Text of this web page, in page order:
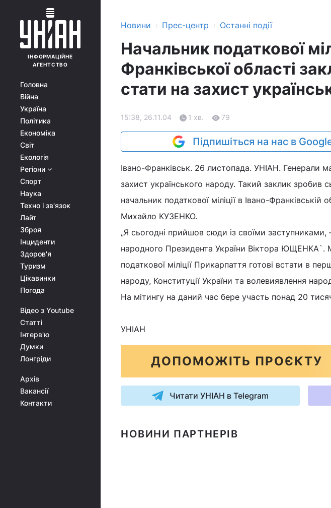
ІНФОРМАЦІЙНЕ
АГЕНТСТВО
Головна
Війна
Україна
Політика
Економіка
Світ
Екологія
Регіони
Спорт
Наука
Техно і зв'язок
Лайт
Зброя
Інциденти
Здоров'я
Туризм
Цікавинки
Погода
Відео з Youtube
Статті
Інтерв'ю
Думки
Лонгріди
Архів
Вакансії
Контакти
Новини › Прес-центр › Останні події
Начальник податкової
Франківської області
стати на захист
15:38, 26.11.04 1 хв. 79
Підпишіться на нас в
Івано-Франківськ. 26 листопада. УНІАН. Генерали
захист українського народу. Такий заклик зробив
начальник податкової міліції в Івано-Франківській
Михайло КУЗЕНКО.
„Я сьогодні прийшов сюди із своїми заступниками,
народного Президента України Віктора ЮЩЕНКА`.
податкової міліції Прикарпаття готові встати в
народу, Конституції України та волевиявлення
На мітингу на даний час бере участь понад 20
УНІАН
ДОПОМОЖІТЬ ПРОЄКТУ
Читати УНІАН в Telegram
НОВИНИ ПАРТНЕРІВ